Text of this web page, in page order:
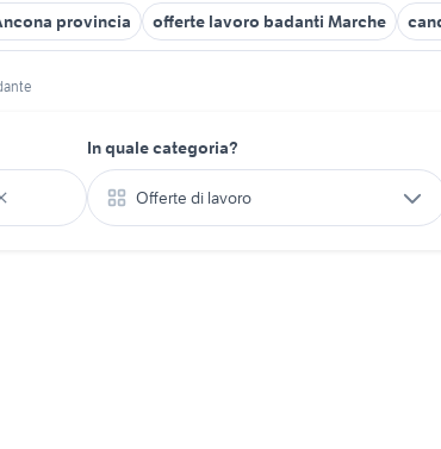
provincia offerte lavoro badanti Marche
In quale categoria?
Offerte di lavoro